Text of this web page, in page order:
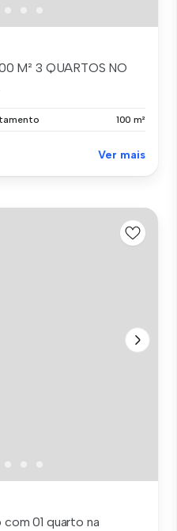
M² 3 QUARTOS NO
100 m²
Ver mais
01 quarto na